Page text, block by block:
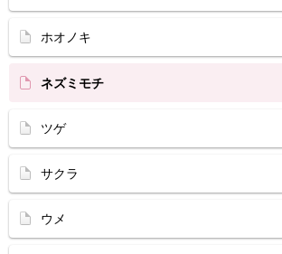
ホオノキ
ネズミモチ
ツゲ
サクラ
ウメ